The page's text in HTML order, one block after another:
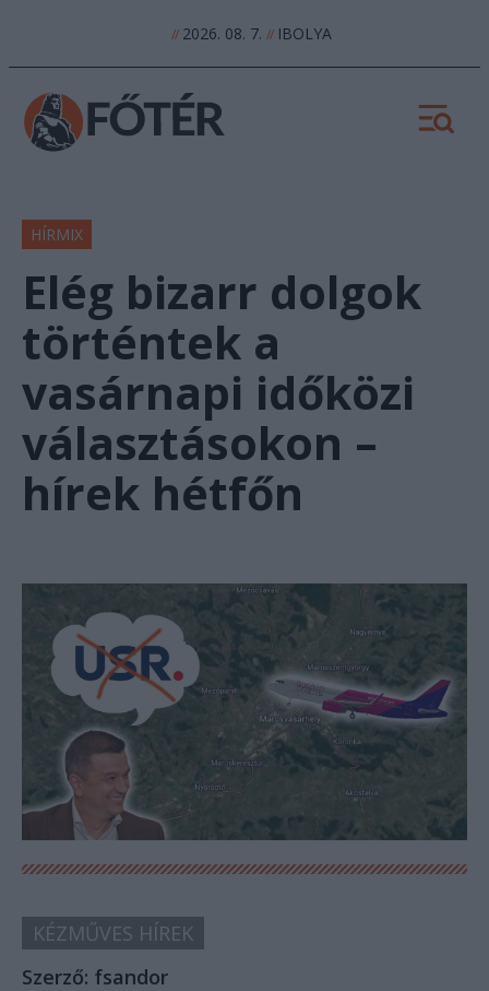
//2026. 08. 7. //IBOLYA
HÍRMIX
Elég bizarr dolgok
történtek a
vasárnapi időközi
választásokon –
hírek hétfőn
KÉZMŰVES HÍREK
Szerző: fsandor